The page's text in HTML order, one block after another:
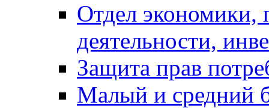
Отдел экономики,
деятельности,
Защита прав
Малый и средний